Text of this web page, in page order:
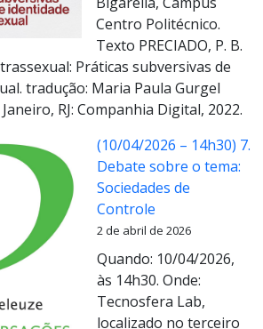
Centro Politécnico.
Texto PRECIADO, P. B.
Práticas subversivas de
tradução: Maria Paula Gurgel
RJ: Companhia Digital, 2022.
(10/04/2026 – 14h30) 7.
Debate sobre o tema:
Sociedades de
Controle
2 de abril de 2026
Quando: 10/04/2026,
às 14h30. Onde:
Tecnosfera Lab,
localizado no terceiro